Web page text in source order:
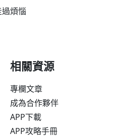
煩惱
相關資源
專欄文章
成為合作夥伴
APP下載
APP攻略手冊